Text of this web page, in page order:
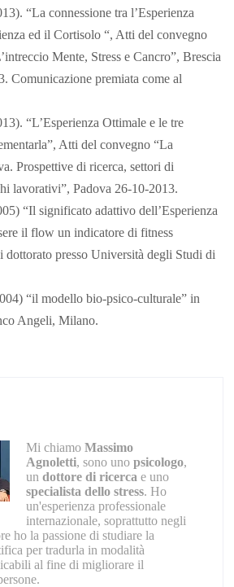
“La connessione tra l’Esperienza
ed il Cortisolo “, Atti del convegno
Mente, Stress e Cancro”, Brescia
Comunicazione premiata come al
“L’Esperienza Ottimale e le tre
Atti del convegno “La
Prospettive di ricerca, settori di
lavorativi”, Padova 26-10-2013.
“Il significato adattivo dell’Esperienza
il flow un indicatore di fitness
dottorato presso Università degli Studi di
“il modello bio-psico-culturale” in
Angeli, Milano.
Mi chiamo Massimo
Agnoletti, sono uno psicologo,
un dottore di ricerca e uno
specialista dello stress. Ho
un'esperienza professionale
internazionale, soprattutto negli
ho la passione di studiare la
per tradurla in modalità
al fine di migliorare il